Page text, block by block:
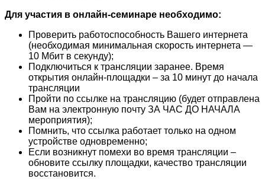
Для участия в онлайн-семинаре необходимо:
Проверить работоспособность Вашего интернета
(необходимая минимальная скорость интернета —
10 Мбит в секунду);
Подключиться к трансляции заранее. Время
открытия онлайн-площадки – за 10 минут до начала
трансляции
Пройти по ссылке на трансляцию (будет отправлена
Вам на электронную почту ЗА ЧАС ДО НАЧАЛА
мероприятия);
Помнить, что ссылка работает только на одном
устройстве одновременно;
Если возникнут помехи во время трансляции –
обновите ссылку площадки, качество трансляции
восстановится.